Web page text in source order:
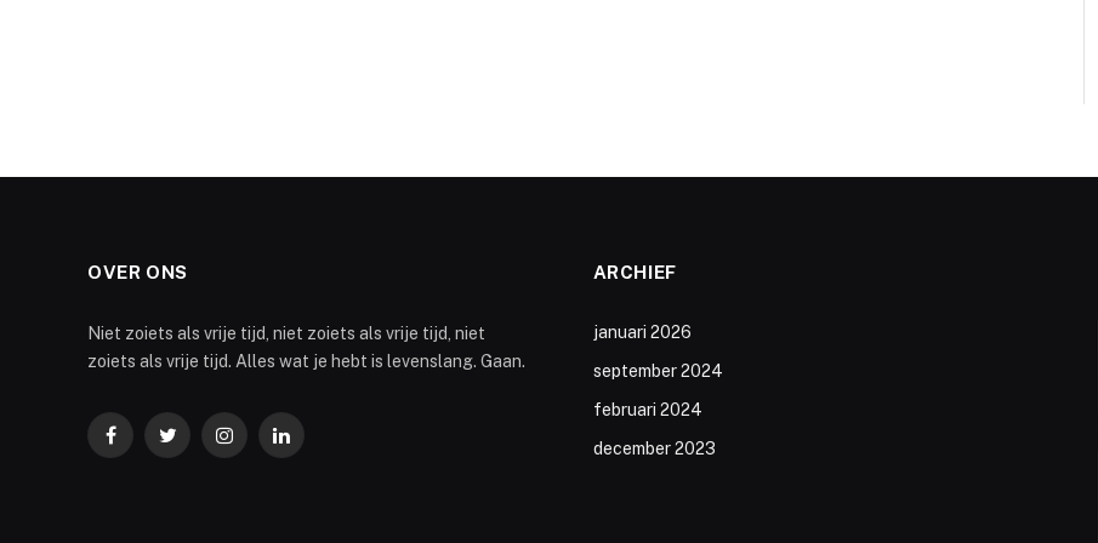
OVER ONS
Niet zoiets als vrije tijd, niet zoiets als vrije tijd, niet
zoiets als vrije tijd. Alles wat je hebt is levenslang. Gaan.
FacebookTwitterInstagramLinkedIn
ARCHIEF
januari 2026
september 2024
februari 2024
december 2023